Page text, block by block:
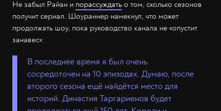
Не забыл Райан и порассуждать о том, сколько сезонов
получит сериал. Шоураннер намекнул, что может
продолжать шоу, пока руководство канала не «опустит
занавес»:
В последнее время я был очень
сосредоточен на 10 эпизодах. Думаю, после
второго сезона ещё найдётся место для
историй. Династия Таргариенов будет